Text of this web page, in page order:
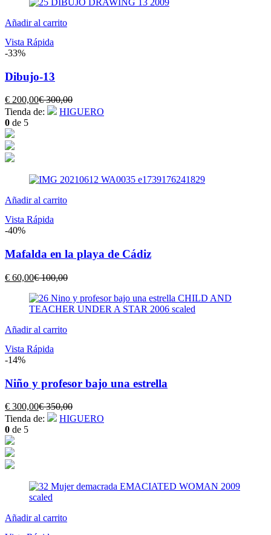
Añadir al carrito
Vista Rápida
-33%
Dibujo-13
€ 200,00El
precio
€300,00El
precio
Tienda de:
HIGUERO
0 de 5
Añadir al carrito
Vista Rápida
-40%
Mafalda en la playa de Cádiz
€ 60,00El
actual
es:
€100,00El
original
era:
Añadir al carrito
Vista Rápida
-14%
Niño y profesor bajo una estrella
€ 300,00El
precio
€350,00El
precio
Tienda de:
HIGUERO
0 de 5
Añadir al carrito